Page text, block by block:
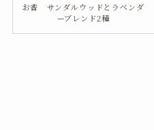
お香 サンダルウッドとラベンダ
ーブレンド2種